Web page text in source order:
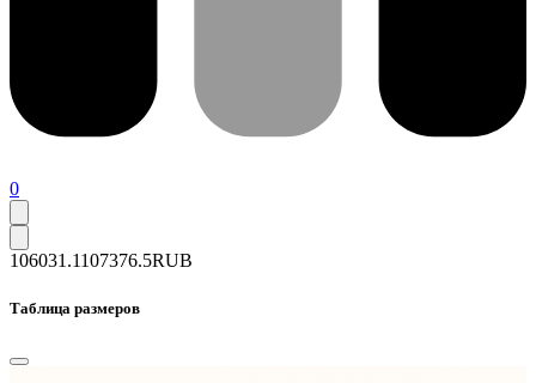
0
106031.1107376.5RUB
Таблица размеров